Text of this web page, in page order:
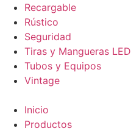
Recargable
Rústico
Seguridad
Tiras y Mangueras LED
Tubos y Equipos
Vintage
Inicio
Productos